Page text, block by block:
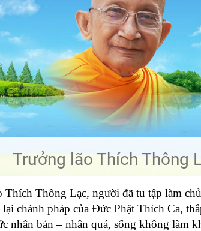
Trưởng lão Thích Thông
Thích Thông Lạc, người đã tu tập làm
chánh pháp của Đức Phật Thích Ca,
nhân bản – nhân quả, sống không làm